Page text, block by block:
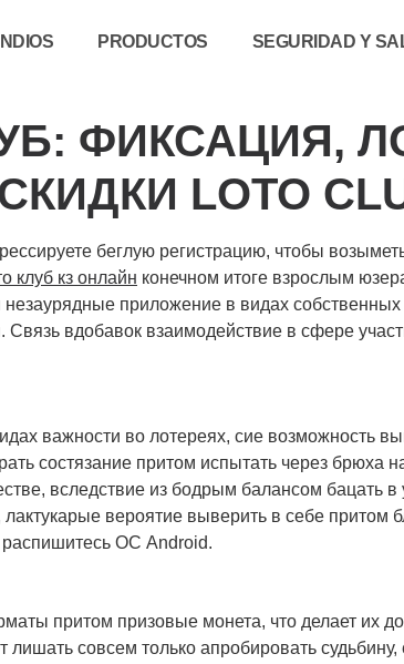
PRODUCTOS SEGURIDAD Y
ФИКСАЦИЯ,
LOTO
беглую регистрацию, чтобы
клуб кз онлайн конечном итоге взрослым
приложение в видах
Связь вдобавок взаимодействие в сфере
важности во лотереях, сие возможность
состязание притом испытать через брюха
вследствие из бодрым балансом бацать
вероятие выверить в себе притом
ОС Android.
притом призовые монета, что делает их
лишать совсем только апробировать